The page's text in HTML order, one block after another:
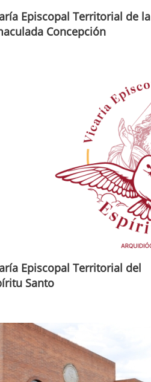
Episcopal Territorial de la
Concepción
Episcopal Territorial del
Santo